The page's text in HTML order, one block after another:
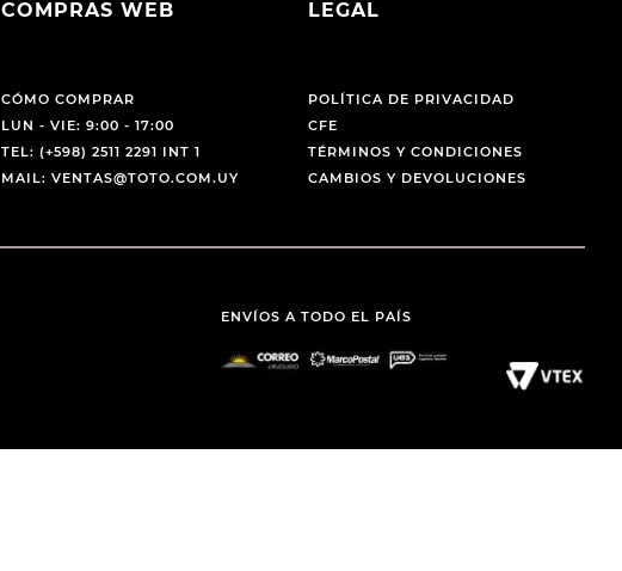
COMPRAS WEB
CÓMO COMPRAR
LUN - VIE: 9:00 - 17:00
TEL: (+598) 2511 2291 INT 1
MAIL: VENTAS@TOTO.COM.UY
LEGAL
POLÍTICA DE PRIVACIDAD
CFE
TÉRMINOS Y CONDICIONES
CAMBIOS Y DEVOLUCIONES
ENVÍOS A TODO EL PAÍS